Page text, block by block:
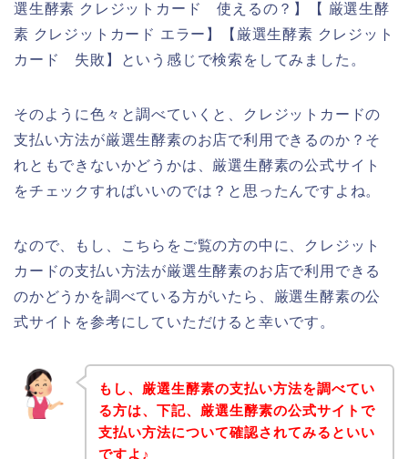
選生酵素 クレジットカード 使えるの？】【 厳選生酵
素 クレジットカード エラー】【厳選生酵素 クレジット
カード 失敗】という感じで検索をしてみました。
そのように色々と調べていくと、クレジットカードの
支払い方法が厳選生酵素のお店で利用できるのか？そ
れともできないかどうかは、厳選生酵素の公式サイト
をチェックすればいいのでは？と思ったんですよね。
なので、もし、こちらをご覧の方の中に、クレジット
カードの支払い方法が厳選生酵素のお店で利用できる
のかどうかを調べている方がいたら、厳選生酵素の公
式サイトを参考にしていただけると幸いです。
もし、厳選生酵素の支払い方法を調べてい
る方は、下記、厳選生酵素の公式サイトで
支払い方法について確認されてみるといい
ですよ♪